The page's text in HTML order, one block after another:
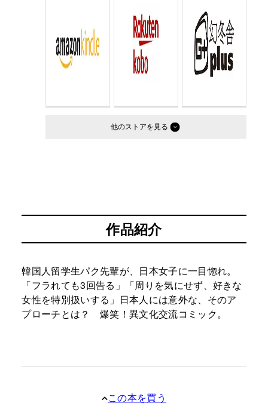
他のストア
作品紹介
韓国人留学生パク先輩が、日本女子に一目惚れ。
「フラれても3回告る」「周りを気にせず、好きな
女性を特別扱いする」日本人には意外な、そのア
プローチとは？ 爆笑！異文化交流コミック。
この本を買う